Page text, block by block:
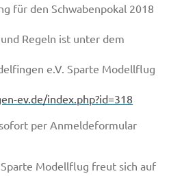
für den Schwabenpokal 2018
Regeln ist unter dem
e.V. Sparte Modellflug
ev.de/index.php?id=318
per Anmeldeformular
Modellflug freut sich auf